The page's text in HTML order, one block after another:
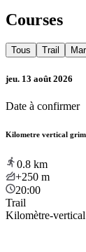
Courses
Tous Trail
jeu. 13 août 2026
Date à confirmer
Kilometre vertical
0.8 km
+250 m
20:00
Trail
Kilomètre-vertical